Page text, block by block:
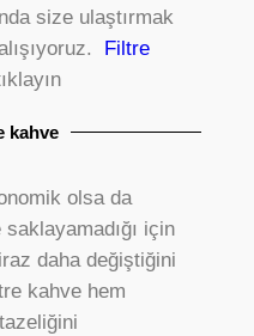
size ulaştırmak
Filtre
kahve
olsa da
için
daha değiştiğini
kahve hem